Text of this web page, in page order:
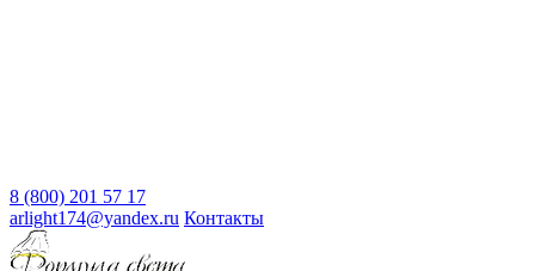
8 (800) 201 57 17
arlight174@yandex.ru Контакты